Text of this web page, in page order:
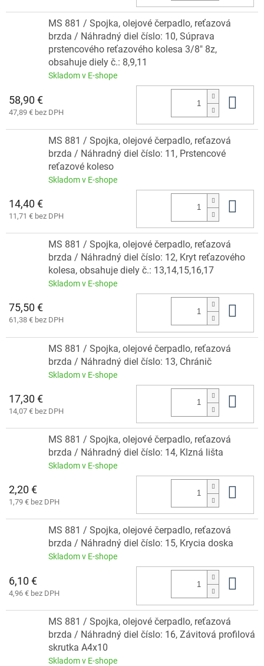
MS 881 / Spojka, olejové čerpadlo, reťazová
brzda / Náhradný diel číslo: 10, Súprava
prstencového reťazového kolesa 3/8" 8z,
obsahuje diely č.: 8,9,11
Skladom v E-shope
58,90 €
47,89 € bez DPH
MS 881 / Spojka, olejové čerpadlo, reťazová
brzda / Náhradný diel číslo: 11, Prstencové
reťazové koleso
Skladom v E-shope
14,40 €
11,71 € bez DPH
MS 881 / Spojka, olejové čerpadlo, reťazová
brzda / Náhradný diel číslo: 12, Kryt reťazového
kolesa, obsahuje diely č.: 13,14,15,16,17
Skladom v E-shope
75,50 €
61,38 € bez DPH
MS 881 / Spojka, olejové čerpadlo, reťazová
brzda / Náhradný diel číslo: 13, Chránič
Skladom v E-shope
17,30 €
14,07 € bez DPH
MS 881 / Spojka, olejové čerpadlo, reťazová
brzda / Náhradný diel číslo: 14, Klzná lišta
Skladom v E-shope
2,20 €
1,79 € bez DPH
MS 881 / Spojka, olejové čerpadlo, reťazová
brzda / Náhradný diel číslo: 15, Krycia doska
Skladom v E-shope
6,10 €
4,96 € bez DPH
MS 881 / Spojka, olejové čerpadlo, reťazová
brzda / Náhradný diel číslo: 16, Závitová profilová
skrutka A4x10
Skladom v E-shope